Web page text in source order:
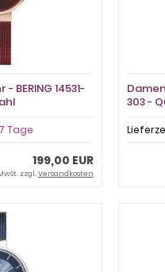
14531-
Tage
199,00 EUR
zzgl.Versandkosten
303 -